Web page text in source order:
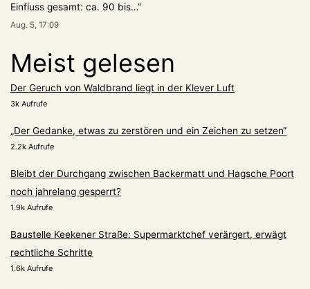
Einfluss gesamt: ca. 90 bis…”
Aug. 5, 17:09
Meist gelesen
Der Geruch von Waldbrand liegt in der Klever Luft
3k Aufrufe
„Der Gedanke, etwas zu zerstören und ein Zeichen zu setzen“
2.2k Aufrufe
Bleibt der Durchgang zwischen Backermatt und Hagsche Poort
noch jahrelang gesperrt?
1.9k Aufrufe
Baustelle Keekener Straße: Supermarktchef verärgert, erwägt
rechtliche Schritte
1.6k Aufrufe